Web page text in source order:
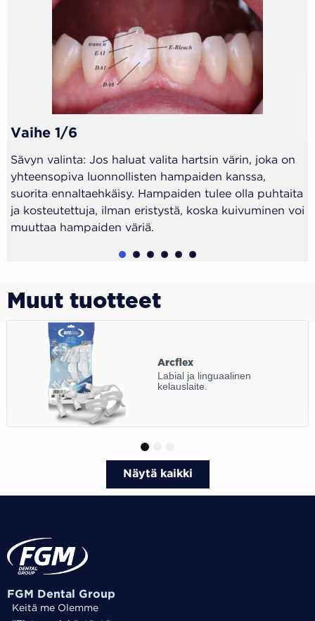
Vaihe 1/6
Sävyn valinta: Jos haluat valita hartsin värin, joka on
yhteensopiva luonnollisten hampaiden kanssa,
suorita ennaltaehkäisy. Hampaiden tulee olla puhtaita
ja kosteutettuja, ilman eristystä, koska kuivuminen voi
muuttaa hampaiden väriä.
Muut tuotteet
Arcflex
Labial ja linguaalinen
kelauslaite.
Näytä kaikki
FGM Dental Group
Keitä me Olemme